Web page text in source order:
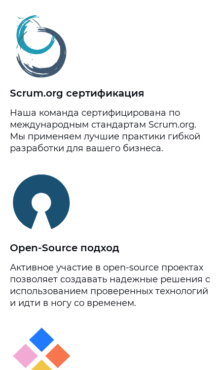
Scrum.org сертификация
Наша команда сертифицирована по
международным стандартам Scrum.org.
Мы применяем лучшие практики гибкой
разработки для вашего бизнеса.
Open-Source подход
Активное участие в open-source проектах
позволяет создавать надежные решения с
использованием проверенных технологий
и идти в ногу со временем.